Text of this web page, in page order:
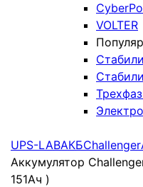
VOLTER
UPS-LABАКБChallenger
Аккумулятор
151Ач )